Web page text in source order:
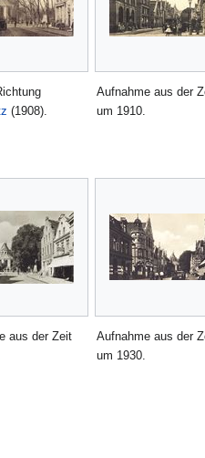
(1908).
Aufnahme aus der
um 1910.
aus der Zeit
Aufnahme aus der
um 1930.